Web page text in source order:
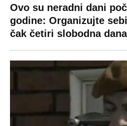
Ovo su neradni dani
godine: Organizujte
čak četiri slobodna dana